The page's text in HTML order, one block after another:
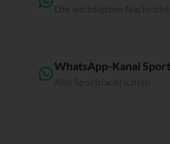
WhatsApp-Kanal